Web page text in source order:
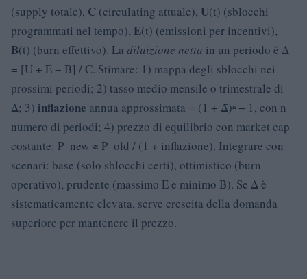
(supply totale), C (circulating attuale), U(t) (sblocchi
programmati nel tempo), E(t) (emissioni per incentivi),
B(t) (burn effettivo). La diluizione netta in un periodo è Δ
= [U + E − B] / C. Stimare: 1) mappa degli sblocchi nei
prossimi periodi; 2) tasso medio mensile o trimestrale di
Δ; 3) inflazione annua approssimata = (1 + Δ̄)ⁿ − 1, con n
numero di periodi; 4) prezzo di equilibrio con market cap
costante: P_new ≈ P_old / (1 + inflazione). Integrare con
scenari: base (solo sblocchi certi), ottimistico (burn
operativo), prudente (massimo E e minimo B). Se Δ è
sistematicamente elevata, serve crescita della domanda
superiore per mantenere il prezzo.